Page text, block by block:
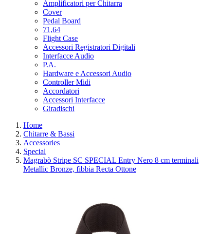
Amplificatori per Chitarra
Cover
Pedal Board
71,64
Flight Case
Accessori Registratori Digitali
Interfacce Audio
P.A.
Hardware e Accessori Audio
Controller Midi
Accordatori
Accessori Interfacce
Giradischi
Home
Chitarre & Bassi
Accessories
Special
Magrabò Stripe SC SPECIAL Entry Nero 8 cm terminali
Metallic Bronze, fibbia Recta Ottone